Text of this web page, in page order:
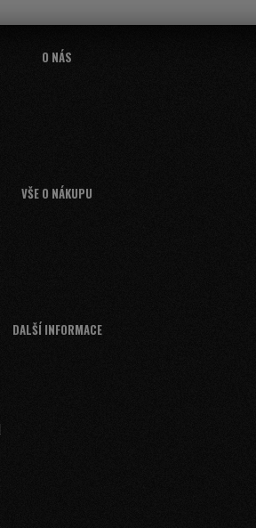
O NÁS
VŠE O NÁKUPU
DALŠÍ INFORMACE